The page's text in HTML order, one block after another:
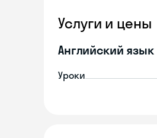
Услуги и цены
Английский язык
Уроки